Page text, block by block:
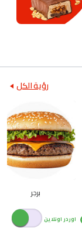
رؤية الكل
برجر
اوردر اونلاين